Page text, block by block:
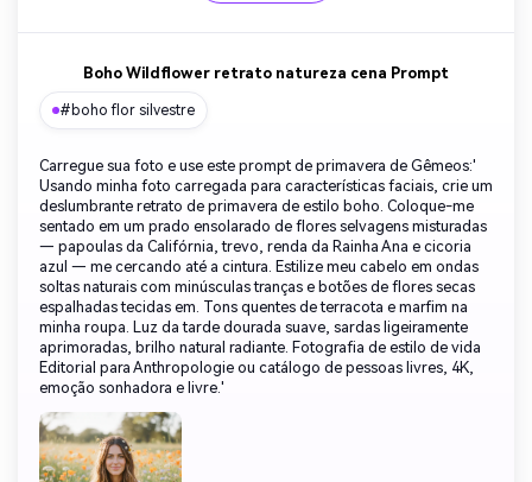
Boho Wildflower retrato natureza cena Prompt
#boho flor silvestre
Carregue sua foto e use este prompt de primavera de Gêmeos:'
Usando minha foto carregada para características faciais, crie um
deslumbrante retrato de primavera de estilo boho. Coloque-me
sentado em um prado ensolarado de flores selvagens misturadas
— papoulas da Califórnia, trevo, renda da Rainha Ana e cicoria
azul — me cercando até a cintura. Estilize meu cabelo em ondas
soltas naturais com minúsculas tranças e botões de flores secas
espalhadas tecidas em. Tons quentes de terracota e marfim na
minha roupa. Luz da tarde dourada suave, sardas ligeiramente
aprimoradas, brilho natural radiante. Fotografia de estilo de vida
Editorial para Anthropologie ou catálogo de pessoas livres, 4K,
emoção sonhadora e livre.'